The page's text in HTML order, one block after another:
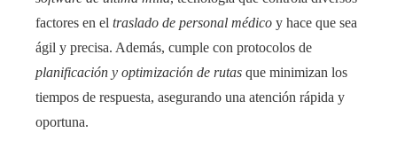
factores en el traslado de personal médico y hace que sea
ágil y precisa. Además, cumple con protocolos de
planificación y optimización de rutas que minimizan los
tiempos de respuesta, asegurando una atención rápida y
oportuna.